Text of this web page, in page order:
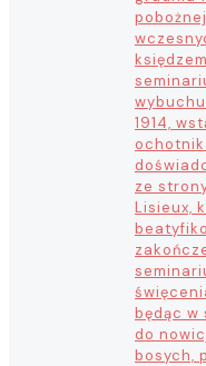
1914,
ze
Lisieux,
będąc w
do
bosych,